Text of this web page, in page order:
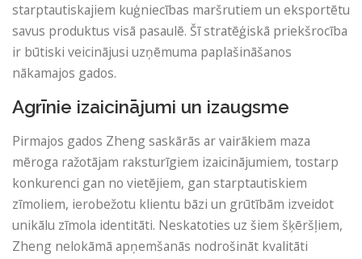
starptautiskajiem kuģniecības maršrutiem un eksportētu
savus produktus visā pasaulē. Šī stratēģiskā priekšrocība
ir būtiski veicinājusi uzņēmuma paplašināšanos
nākamajos gados.
Agrīnie izaicinājumi un izaugsme
Pirmajos gados Zheng saskārās ar vairākiem maza
mēroga ražotājam raksturīgiem izaicinājumiem, tostarp
konkurenci gan no vietējiem, gan starptautiskiem
zīmoliem, ierobežotu klientu bāzi un grūtībām izveidot
unikālu zīmola identitāti. Neskatoties uz šiem šķēršļiem,
Zheng nelokāmā apņemšanās nodrošināt kvalitāti